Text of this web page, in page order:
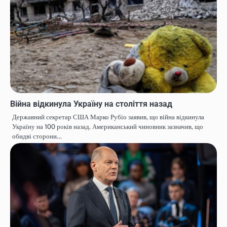
Війна відкинула Україну на століття назад
Державний секретар США Марко Рубіо заявив, що війна відкинула
Україну на 100 років назад. Американський чиновник зазначив, що
обидві сторони…